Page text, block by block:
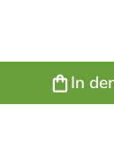
In